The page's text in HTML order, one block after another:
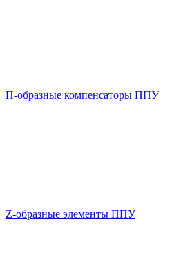
П-образные компенсаторы ППУ
Z-образные элементы ППУ